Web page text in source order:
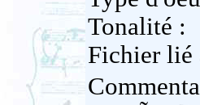
Tonalité :
Fichier lié